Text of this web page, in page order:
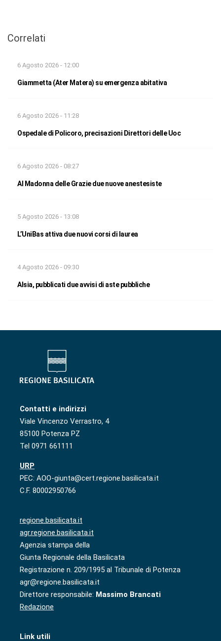
Correlati
6 Agosto 2026 - 12:00
Giammetta (Ater Matera) su emergenza abitativa
6 Agosto 2026 - 11:28
Ospedale di Policoro, precisazioni Direttori delle Uoc
6 Agosto 2026 - 08:27
Al Madonna delle Grazie due nuove anestesiste
5 Agosto 2026 - 13:08
L’UniBas attiva due nuovi corsi di laurea
4 Agosto 2026 - 09:30
Alsia, pubblicati due avvisi di aste pubbliche
Contatti e indirizzi
Viale Vincenzo Verrastro, 4
85100 Potenza PZ
Tel 0971 661111
URP
PEC: AOO-giunta@cert.regione.basilicata.it
C.F. 80002950766
regione.basilicata.it
agr.regione.basilicata.it
Agenzia stampa della
Giunta Regionale della Basilicata
Registrazione n. 209/1995 al Tribunale di Potenza
agr@regione.basilicata.it
Direttore responsabile: Massimo Brancati
Redazione
Link utili